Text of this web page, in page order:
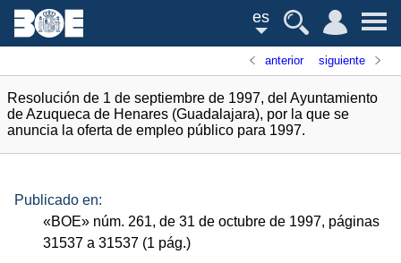
es
anterior siguiente
Resolución de 1 de septiembre de 1997, del Ayuntamiento
de Azuqueca de Henares (Guadalajara), por la que se
anuncia la oferta de empleo público para 1997.
Publicado en:
«BOE» núm. 261, de 31 de octubre de 1997, páginas
31537 a 31537 (1 pág.)